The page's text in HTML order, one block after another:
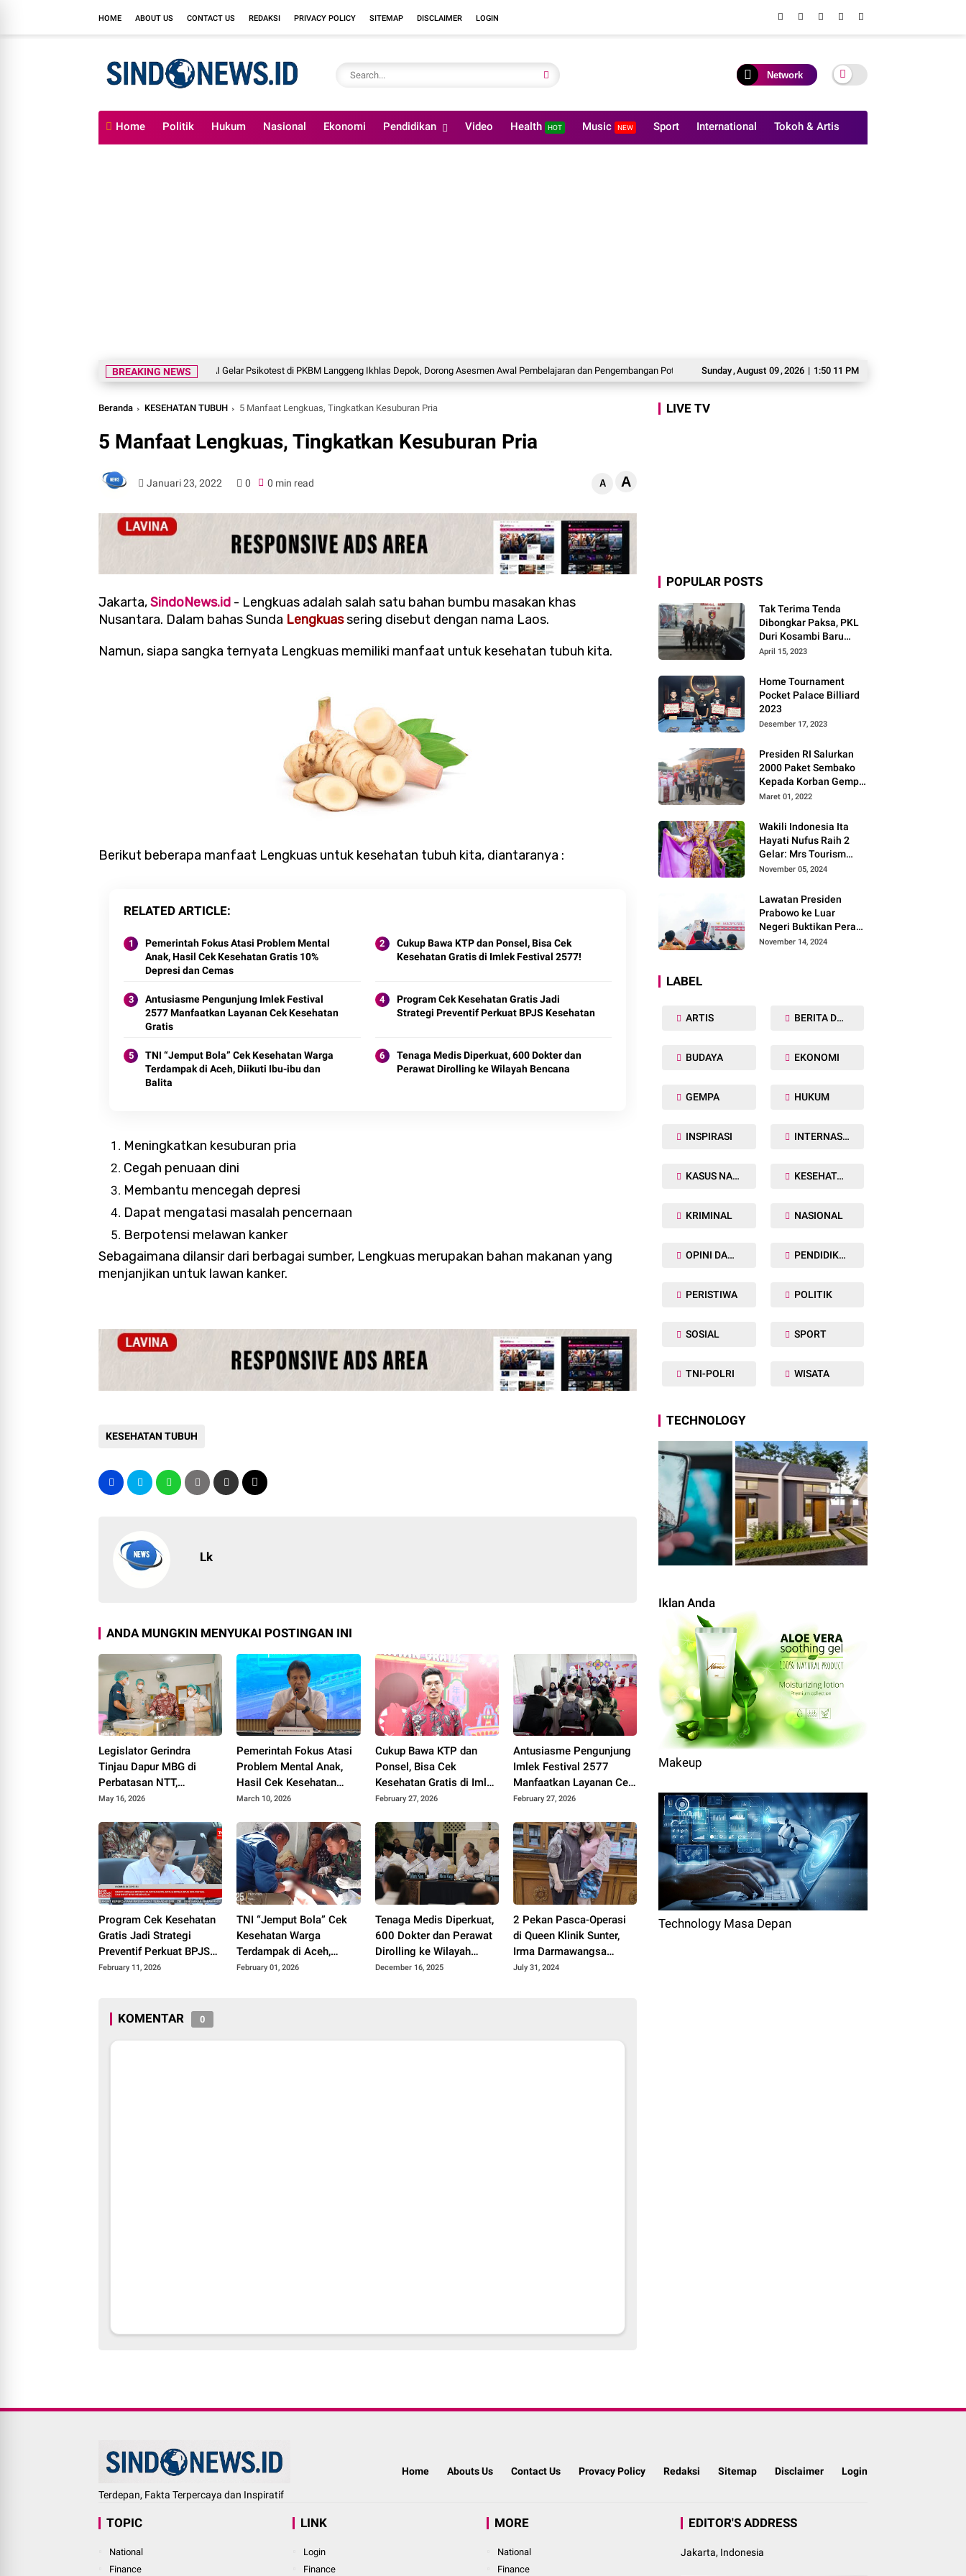
HOME ABOUT US CONTACT US REDAKSI PRIVACY POLICY SITEMAP DISCLAIMER LOGIN
Network
Home Politik Hukum Nasional Ekonomi Pendidikan Video Health HOT Music NEW Sport International Tokoh & Artis
Sunday,August 09,2026 | 1:50 12 PM
BREAKING NEWSUAI Gelar Psikotest di PKBM Langgeng Ikhlas Depok, Dorong Asesmen Awal Pembelajaran dan Pengembangan Potensi Marlyn Maisarah Salurkan Bantuan Air Bersih untuk Warga Babakan
Beranda KESEHATAN TUBUH 5 Manfaat Lengkuas, Tingkatkan Kesuburan Pria
5 Manfaat Lengkuas, Tingkatkan Kesuburan Pria
Januari 23, 2022 0 0 min read A A
Jakarta,SindoNews.id - Lengkuas adalah salah satu bahan bumbu masakan khas
Nusantara. Dalam bahas Sunda Lengkuassering disebut dengan nama Laos.
Namun, siapa sangka ternyata Lengkuas memiliki manfaat untuk kesehatan tubuh kita.
Berikut beberapa manfaat Lengkuas untuk kesehatan tubuh kita, diantaranya :
RELATED ARTICLE
Pemerintah Fokus Atasi Problem Mental
Anak, Hasil Cek Kesehatan Gratis 10%
Depresi dan Cemas
Cukup Bawa KTP dan Ponsel, Bisa Cek
Kesehatan Gratis di Imlek Festival 2577!
Antusiasme Pengunjung Imlek Festival
2577 Manfaatkan Layanan Cek Kesehatan
Gratis
Program Cek Kesehatan Gratis Jadi
Strategi Preventif Perkuat BPJS Kesehatan
TNI “Jemput Bola” Cek Kesehatan Warga
Terdampak di Aceh, Diikuti Ibu-ibu dan
Balita
Tenaga Medis Diperkuat, 600 Dokter dan
Perawat Dirolling ke Wilayah Bencana
Meningkatkan kesuburan pria
Cegah penuaan dini
Membantu mencegah depresi
Dapat mengatasi masalah pencernaan
Berpotensi melawan kanker
Sebagaimana dilansir dari berbagai sumber, Lengkuas merupakan bahan makanan yang
menjanjikan untuk lawan kanker.
KESEHATAN TUBUH
Lk
ANDA MUNGKIN MENYUKAI POSTINGAN INI
Legislator Gerindra
Tinjau Dapur MBG di
Perbatasan NTT,
Pastikan Program
Optimal
May 16, 2026
Pemerintah Fokus Atasi
Problem Mental Anak,
Hasil Cek Kesehatan
Gratis 10% Depresi dan
March 10, 2026
Cukup Bawa KTP dan
Ponsel, Bisa Cek
Kesehatan Gratis di Imlek
Festival 2577!
February 27, 2026
Antusiasme Pengunjung
Imlek Festival 2577
Manfaatkan Layanan Cek
Kesehatan Gratis
February 27, 2026
Program Cek Kesehatan
Gratis Jadi Strategi
Preventif Perkuat BPJS
Kesehatan
February 11, 2026
TNI “Jemput Bola” Cek
Kesehatan Warga
Terdampak di Aceh,
Diikuti Ibu-ibu dan Balita
February 01, 2026
Tenaga Medis Diperkuat,
600 Dokter dan Perawat
Dirolling ke Wilayah
Bencana
December 16, 2025
2 Pekan Pasca-Operasi
di Queen Klinik Sunter,
Irma Darmawangsa
Makin Puas dengan
July 31, 2024
KOMENTAR 0
LIVE TV
POPULAR POSTS
Tak Terima Tenda
Dibongkar Paksa, PKL
Duri Kosambi Baru
Gugat PT MD
April 15, 2023
Home Tournament
Pocket Palace Billiard
2023
Desember 17, 2023
Presiden RI Salurkan
2000 Paket Sembako
Kepada Korban Gempa
di Pasaman Barat
Maret 01, 2022
Wakili Indonesia Ita
Hayati Nufus Raih 2
Gelar: Mrs Tourism
2024 dan Fourth
Worldwide
International 2024, di
Pemilihan Mrs
Worldwide 2024
November 05, 2024
Lawatan Presiden
Prabowo ke Luar
Negeri Buktikan Peran
Strategis Indonesia di
November 14, 2024
LABEL
ARTIS BERITA DAERAH
BUDAYA EKONOMI
GEMPA HUKUM
INSPIRASI INTERNASIONAL
KASUS NARKOBA KESEHATAN TUBUH
KRIMINAL NASIONAL
OPINI DAN ARTIKEL PENDIDIKAN
PERISTIWA POLITIK
SOSIAL SPORT
TNI-POLRI WISATA
TECHNOLOGY
Iklan Anda
Makeup
Technology Masa Depan
Terdepan, Fakta Terpercaya dan Inspiratif
Home Abouts Us Contact Us Provacy Policy Redaksi Sitemap Disclaimer Login
TOPIC
National
Finance
LINK
Login
Finance
MORE
National
Finance
EDITOR'S ADDRESS
Jakarta, Indonesia